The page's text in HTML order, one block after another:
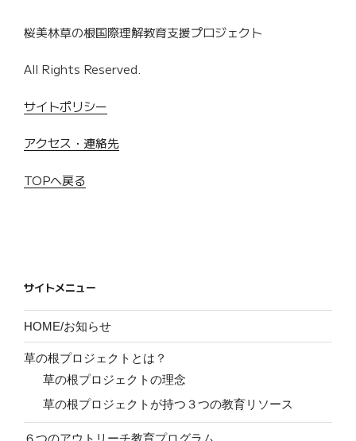
桜美林草の根国際理解教育支援プロジェクト
All Rights Reserved.
サイトポリシー
アクセス・連絡先
TOPへ戻る
サイトメニュー
HOME/お知らせ
草の根プロジェクトとは？
草の根プロジェクトの理念
草の根プロジェクトが持つ３つの教育リソース
６つのアウトリーチ教育プログラム